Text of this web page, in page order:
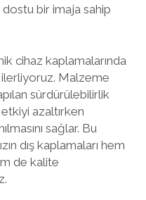
bir imaja sahip
cihaz kaplamalarında
Malzeme
sürdürülebilirlik
azaltırken
sağlar. Bu
dış kaplamaları hem
de kalite